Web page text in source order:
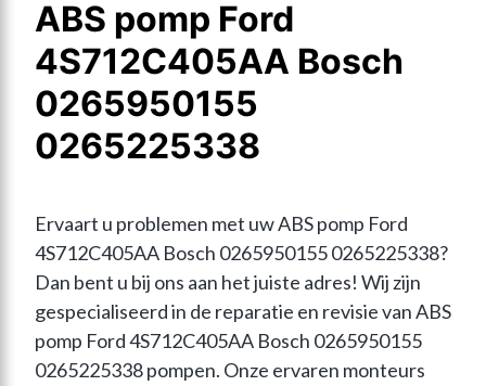
ABS pomp Ford
4S712C405AA Bosch
0265950155
0265225338
Ervaart u problemen met uw ABS pomp Ford
4S712C405AA Bosch 0265950155 0265225338?
Dan bent u bij ons aan het juiste adres! Wij zijn
gespecialiseerd in de reparatie en revisie van ABS
pomp Ford 4S712C405AA Bosch 0265950155
0265225338 pompen. Onze ervaren monteurs